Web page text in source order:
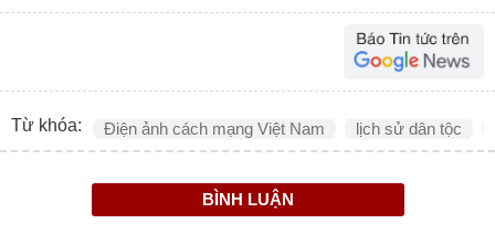
Từ khóa: Điện ảnh cách mạng Việt Nam lịch sử dân tộc
BÌNH LUẬN